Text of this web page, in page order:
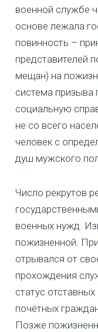
военной службе
основе лежала
повинность –
представителей
мещан) на
система призыва
социальную
не со всего
человек с
душ мужского
Число рекрутов
военных нужд.
пожизненной.
отрывался от
прохождения
статус
почётных
Позже